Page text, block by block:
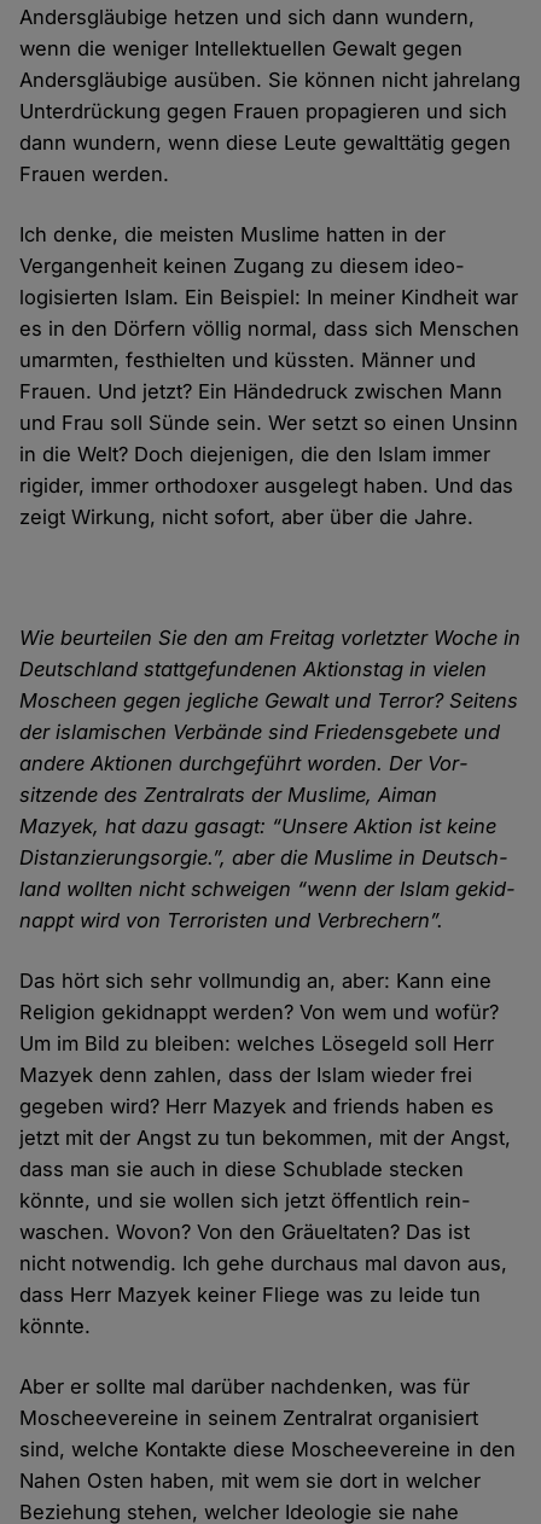
Anders­gläubige hetzen und sich dann wundern,
wenn die weniger Intellek­tuellen Gewalt gegen
Anders­gläubige aus­üben. Sie können nicht jahre­lang
Unter­drückung gegen Frauen propagieren und sich
dann wundern, wenn diese Leute gewalt­tätig gegen
Frauen werden.
Ich denke, die meisten Muslime hatten in der
Vergangenheit keinen Zugang zu diesem ideo­
logisierten Islam. Ein Beispiel: In meiner Kind­heit war
es in den Dörfern völlig normal, dass sich Menschen
um­armten, fest­hielten und küssten. Männer und
Frauen. Und jetzt? Ein Hände­druck zwischen Mann
und Frau soll Sünde sein. Wer setzt so einen Unsinn
in die Welt? Doch die­jenigen, die den Islam immer
rigider, immer orthodoxer aus­gelegt haben. Und das
zeigt Wirkung, nicht sofort, aber über die Jahre.
Wie beurteilen Sie den am Freitag vorletzter Woche in
Deutschland statt­gefundenen Aktionstag in vielen
Moscheen gegen jegliche Gewalt und Terror? Seitens
der islamischen Verbände sind Friedens­gebete und
andere Aktionen durch­geführt worden. Der Vor­
sitzende des Zentral­rats der Muslime, Aiman
Mazyek, hat dazu gasagt: “Unsere Aktion ist keine
Dis­tanzierungs­orgie.”, aber die Muslime in Deutsch­
land wollten nicht schweigen “wenn der Islam gekid­
nappt wird von Terroristen und Verbrechern”.
Das hört sich sehr voll­mundig an, aber: Kann eine
Religion gekidnappt werden? Von wem und wofür?
Um im Bild zu bleiben: welches Löse­geld soll Herr
Mazyek denn zahlen, dass der Islam wieder frei
gegeben wird? Herr Mazyek and friends haben es
jetzt mit der Angst zu tun bekommen, mit der Angst,
dass man sie auch in diese Schublade stecken
könnte, und sie wollen sich jetzt öffent­lich rein­
waschen. Wovon? Von den Gräuel­taten? Das ist
nicht not­wendig. Ich gehe durchaus mal davon aus,
dass Herr Mazyek keiner Fliege was zu leide tun
könnte.
Aber er sollte mal darüber nach­denken, was für
Moschee­vereine in seinem Zentral­rat organisiert
sind, welche Kontakte diese Moschee­vereine in den
Nahen Osten haben, mit wem sie dort in welcher
Beziehung stehen, welcher Ideologie sie nahe